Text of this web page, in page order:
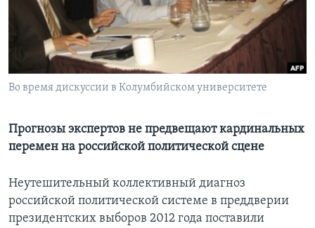
Learning English
СОЦИАЛЬНЫЕ СЕТИ
Языки
Во время дискуссии в Колумбийском университете
Прогнозы экспертов не предвещают кардинальных
перемен на российской политической сцене
Неутешительный коллективный диагноз
российской политической системе в преддверии
президентских выборов 2012 года поставили